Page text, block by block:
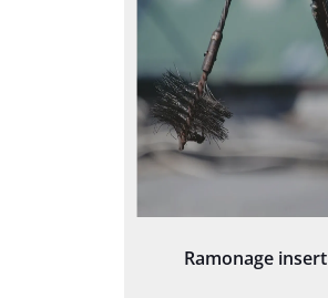
Ramonage insert